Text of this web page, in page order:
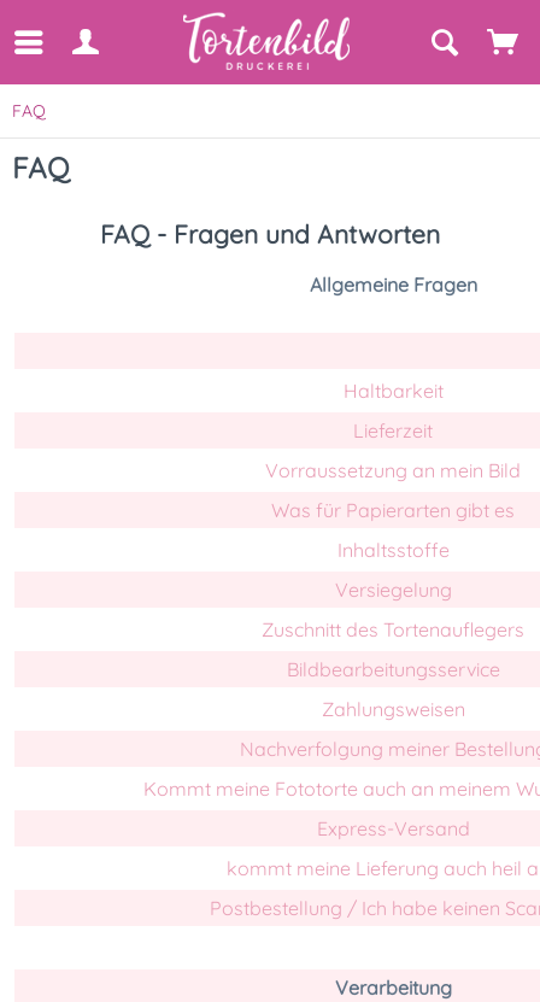
FAQ
FAQ
FAQ - Fragen und Antworten
Allgemeine Fragen
Haltbarkeit
Lieferzeit
Vorraussetzung an mein Bild
Was für Papierarten gibt es
Inhaltsstoffe
Versiegelung
Zuschnitt des Tortenauflegers
Bildbearbeitungsservice
Zahlungsweisen
Nachverfolgung meiner
Kommt meine Fototorte auch an meinem
Express-Versand
kommt meine Lieferung auch heil
Postbestellung / Ich habe keinen
Verarbeitung